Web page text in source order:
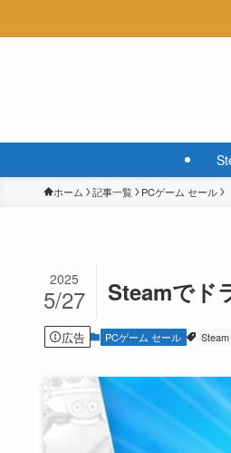
ホーム 記事一覧 PCゲーム セール
Steamでド
2025
5/27
広告 PCゲーム セール